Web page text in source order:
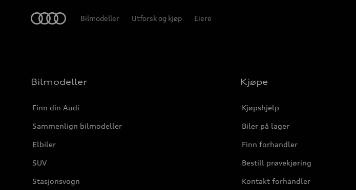
Bilmodeller Utforsk og kjøp Eiere
Bilmodeller
Finn din Audi
Sammenlign bilmodeller
Elbiler
SUV
Stasjonsvogn
Kjøpe
Kjøpshjelp
Biler på lager
Finn forhandler
Bestill prøvekjøring
Kontakt forhandler